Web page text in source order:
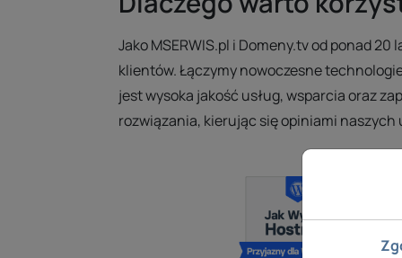
Jako MSERWIS.pl i Domeny.tv od ponad
klientów. Łączymy nowoczesne
jest wysoka jakość usług, wsparcia oraz
rozwiązania, kierując się opiniami